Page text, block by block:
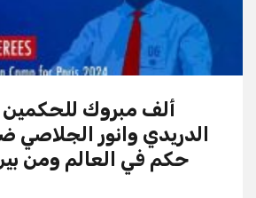
ألف مبروك للحكمين